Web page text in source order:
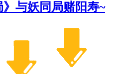
》与妖同局赌阳寿~